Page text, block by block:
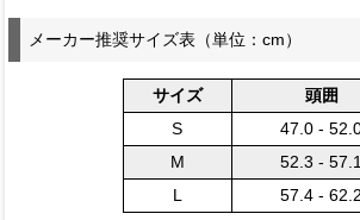
メーカー推奨サイズ表（単位：cm）
サイズ
頭囲
S
47.0 -
M
52.3 - 57.1
L
57.4 - 62.2